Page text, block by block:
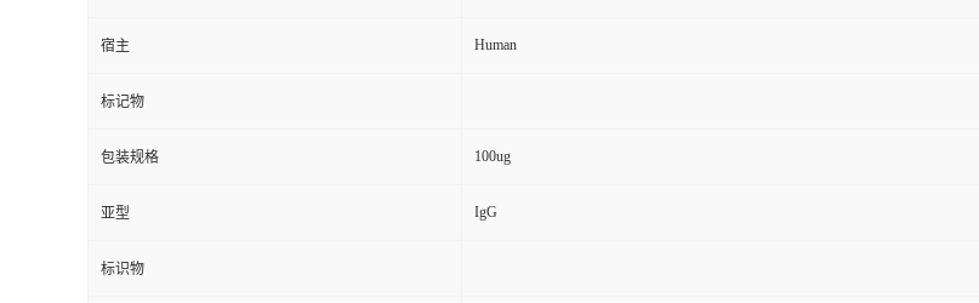
宿主 Human
标记物
包装规格 100ug
亚型 IgG
标识物